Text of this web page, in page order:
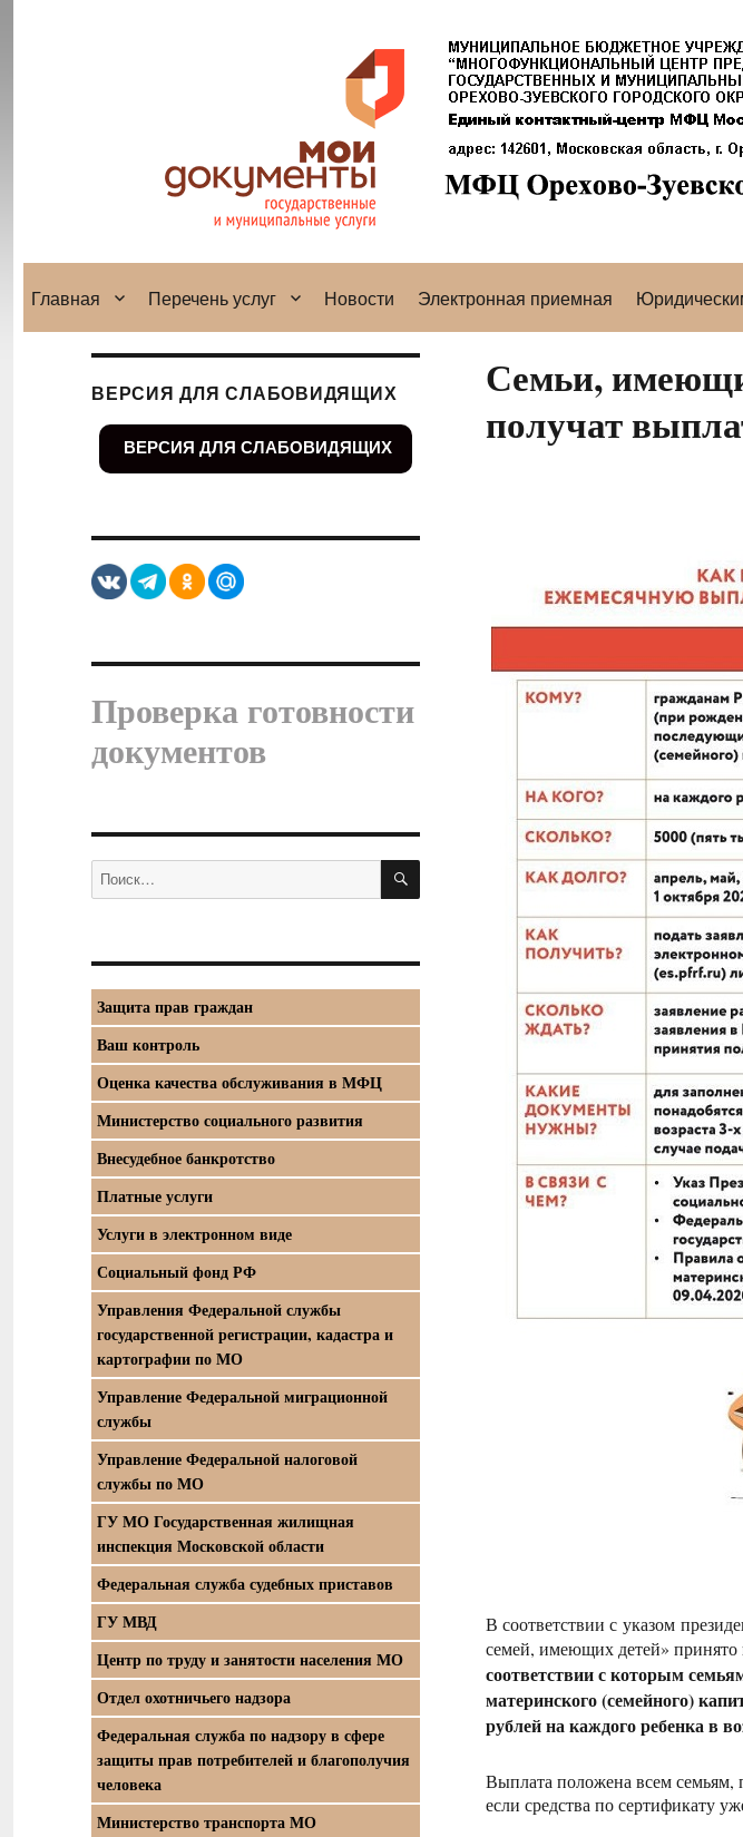
Главная Перечень услуг Новости Электронная приемная
Семьи,
получат
В соответствии с указом
семей, имеющих детей» принято
соответствии с которым
материнского (семейного)
рублей на каждого ребенка в
Выплата положена всем семьям,
если средства по сертификату
ВЕРСИЯ ДЛЯ СЛАБОВИДЯЩИХ
ВЕРСИЯ ДЛЯ СЛАБОВИДЯЩИХ
Проверка готовности
документов
Искать: ПОИСК
Защита прав граждан
Ваш контроль
Оценка качества обслуживания в МФЦ
Министерство социального развития
Внесудебное банкротство
Платные услуги
Услуги в электронном виде
Социальный фонд РФ
Управления Федеральной службы
государственной регистрации, кадастра и
картографии по МО
Управление Федеральной миграционной
службы
Управление Федеральной налоговой
службы по МО
ГУ МО Государственная жилищная
инспекция Московской области
Федеральная служба судебных приставов
ГУ МВД
Центр по труду и занятости населения МО
Отдел охотничьего надзора
Федеральная служба по надзору в сфере
защиты прав потребителей и благополучия
человека
Министерство транспорта МО